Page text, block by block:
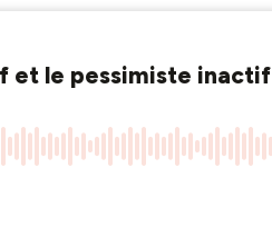
et le pessimiste inactif